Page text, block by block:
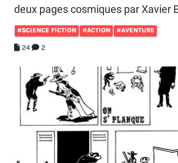
deux pages cosmiques par Xavier
#SCIENCE FICTION #ACTION #AVENTURE
24 2